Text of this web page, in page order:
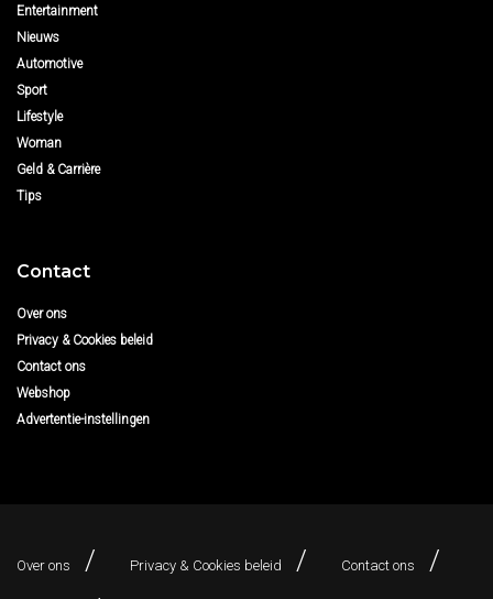
Entertainment
Nieuws
Automotive
Sport
Lifestyle
Woman
Geld & Carrière
Tips
Contact
Over ons
Privacy & Cookies beleid
Contact ons
Webshop
Advertentie-instellingen
Over ons Privacy & Cookies beleid Contact ons